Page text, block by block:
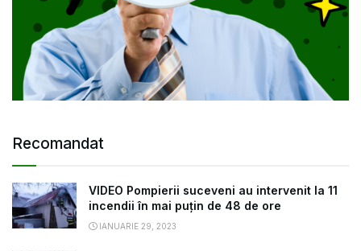
Recomandat
VIDEO Pompierii suceveni au intervenit la 11
incendii în mai puțin de 48 de ore
IANUARIE 29, 2023